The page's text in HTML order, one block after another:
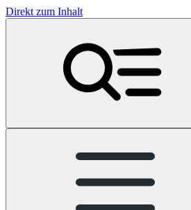
Direkt zum Inhalt